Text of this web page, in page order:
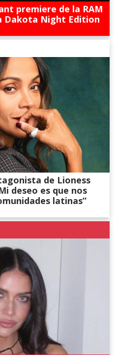
premiere de la RAM
Dakota Night Edition
de Lioness
deseo es que nos
latinas”